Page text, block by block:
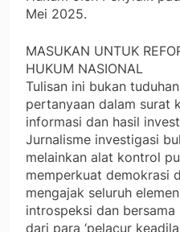
Mei 2025.
MASUKAN UNTUK
HUKUM NASIONAL
Tulisan ini bukan
pertanyaan dalam surat
informasi dan hasil
Jurnalisme investigasi
melainkan alat kontrol
memperkuat demokrasi
mengajak seluruh
introspeksi dan
dari para ‘pelacur